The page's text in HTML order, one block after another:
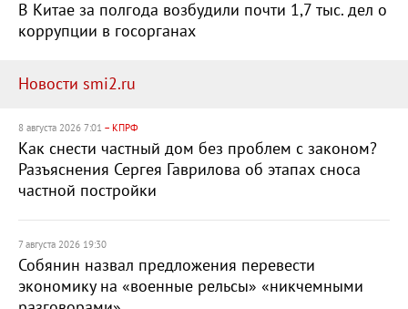
В Китае за полгода возбудили почти 1,7 тыс. дел о
коррупции в госорганах
Новости smi2.ru
8 августа 2026 7:01 – КПРФ
Как снести частный дом без проблем с законом?
Разъяснения Сергея Гаврилова об этапах сноса
частной постройки
7 августа 2026 19:30
Собянин назвал предложения перевести
экономику на «военные рельсы» «никчемными